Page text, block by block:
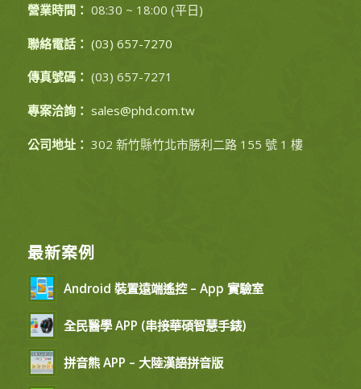
營業時間： 08:30 ~ 18:00 (平日)
聯絡電話： (03) 657-7270
傳真號碼： (03) 657-7271
專案洽詢： sales@phd.com.tw
公司地址： 302 新竹縣竹北市勝利二路 155 號 1 樓
最新案例
Android 裝置遠端遙控 – App 實驗室
全民醫學 APP (串接華碩智慧手錶)
拼音熊 APP – 大陸漢語拼音版